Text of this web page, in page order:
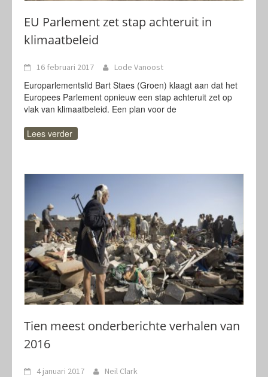
EU Parlement zet stap achteruit in
klimaatbeleid
16 februari 2017 Lode Vanoost
Europarlementslid Bart Staes (Groen) klaagt aan dat het
Europees Parlement opnieuw een stap achteruit zet op
vlak van klimaatbeleid. Een plan voor de
Lees verder
Tien meest onderberichte verhalen van
2016
4 januari 2017 Neil Clark